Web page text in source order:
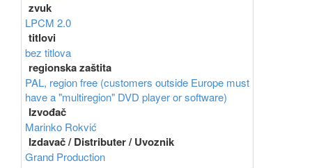
zvuk
LPCM 2.0
titlovi
bez titlova
regionska zaštita
PAL, region free (customers outside Europe must
have a "multiregion" DVD player or software)
Izvođač
Marinko Rokvić
Izdavač / Distributer / Uvoznik
Grand Production